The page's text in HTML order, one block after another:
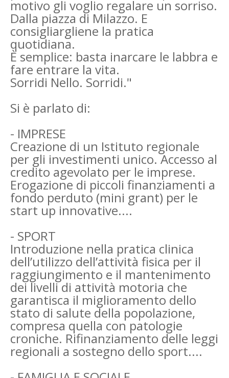
motivo gli voglio regalare un sorriso.
Dalla piazza di Milazzo. E
consigliargliene la pratica
quotidiana.
È semplice: basta inarcare le labbra e
fare entrare la vita.
Sorridi Nello. Sorridi."
Si è parlato di:
- IMPRESE
Creazione di un Istituto regionale
per gli investimenti unico. Accesso al
credito agevolato per le imprese.
Erogazione di piccoli finanziamenti a
fondo perduto (mini grant) per le
start up innovative....
- SPORT
Introduzione nella pratica clinica
dell’utilizzo dell’attività fisica per il
raggiungimento e il mantenimento
dei livelli di attività motoria che
garantisca il miglioramento dello
stato di salute della popolazione,
compresa quella con patologie
croniche. Rifinanziamento delle leggi
regionali a sostegno dello sport....